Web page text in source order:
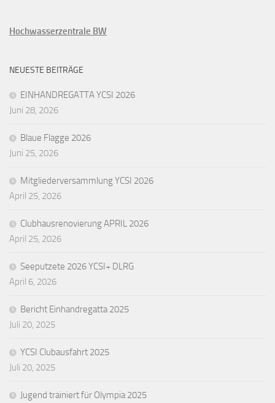
Hochwasserzentrale BW
NEUESTE BEITRÄGE
EINHANDREGATTA YCSI 2026
Juni 28, 2026
Blaue Flagge 2026
Juni 25, 2026
Mitgliederversammlung YCSI 2026
April 25, 2026
Clubhausrenovierung APRIL 2026
April 25, 2026
Seeputzete 2026 YCSI+ DLRG
April 6, 2026
Bericht Einhandregatta 2025
Juli 20, 2025
YCSI Clubausfahrt 2025
Juli 20, 2025
Jugend trainiert für Olympia 2025